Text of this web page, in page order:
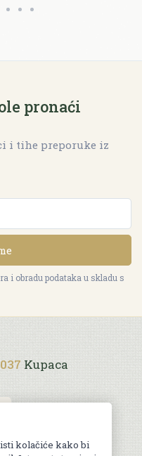
pronaći
i tihe preporuke iz
i obradu podataka u skladu s
Kupaca
kolačiće kako bi